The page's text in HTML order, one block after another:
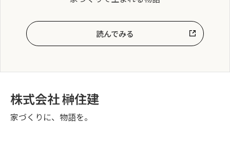
読んでみる
株式会社 榊住建
家づくりに、物語を。